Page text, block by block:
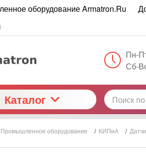
оборудование Armatron.Ru
Пн-
Сб-
Каталог
Промышленное оборудование / КИПиА /